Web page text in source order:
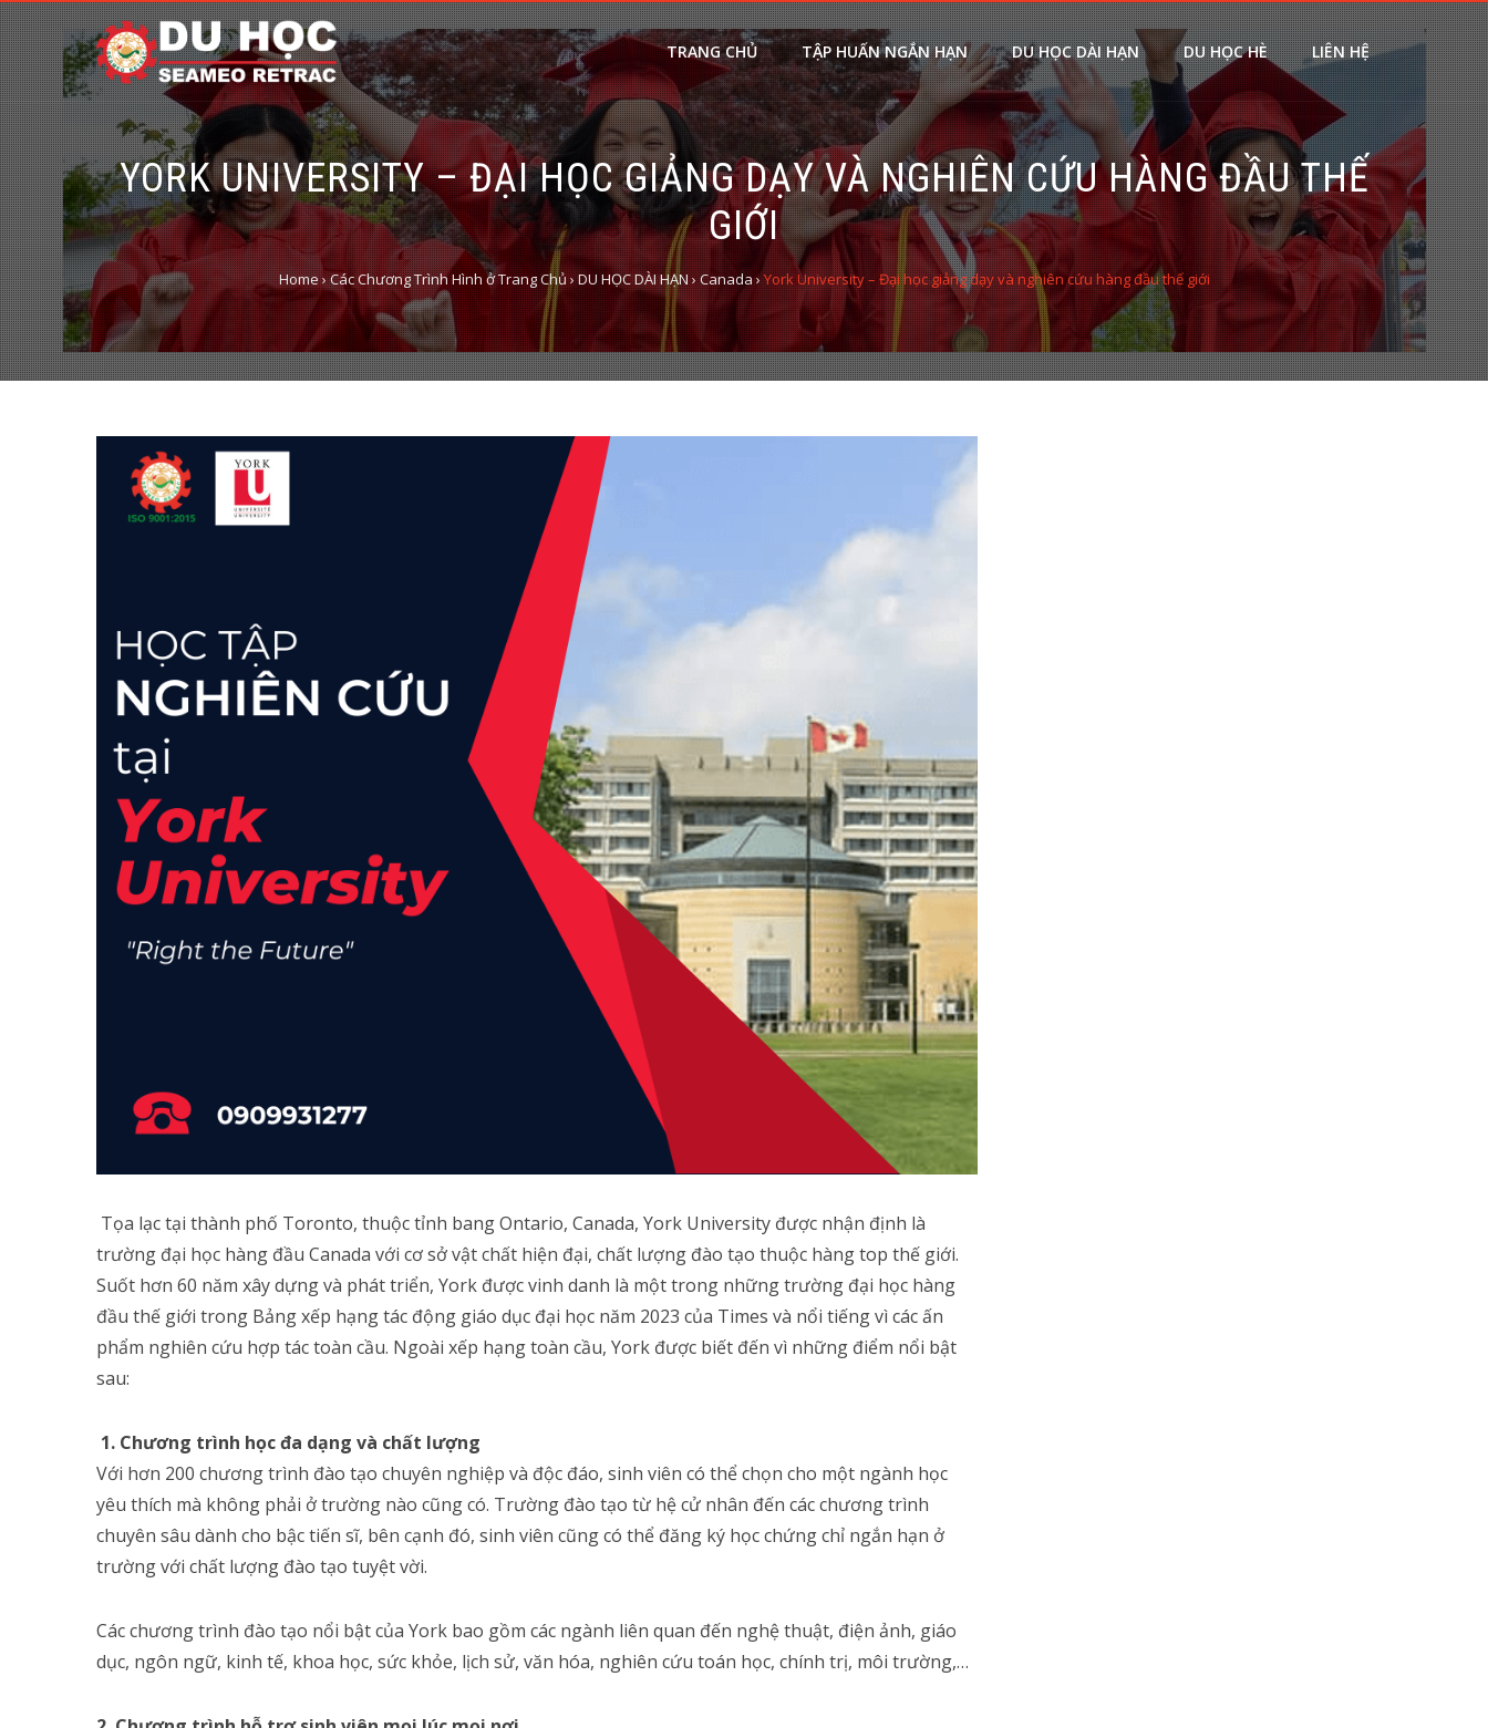
TRANG CHỦ TẬP HUẤN NGẮN HẠN DU HỌC DÀI HẠN DU HỌC HÈ LIÊN HỆ
YORK UNIVERSITY – ĐẠI HỌC GIẢNG DẠY VÀ NGHIÊN CỨU HÀNG ĐẦU THẾ
GIỚI
Home›Các Chương Trình Hình ở Trang Chủ›DU HỌC DÀI HẠN›Canada›York University – Đại học giảng dạy và nghiên cứu hàng đầu thế giới
Tọa lạc tại thành phố Toronto, thuộc tỉnh bang Ontario, Canada, York University được nhận định là
trường đại học hàng đầu Canada với cơ sở vật chất hiện đại, chất lượng đào tạo thuộc hàng top thế giới.
Suốt hơn 60 năm xây dựng và phát triển, York được vinh danh là một trong những trường đại học hàng
đầu thế giới trong Bảng xếp hạng tác động giáo dục đại học năm 2023 của Times và nổi tiếng vì các ấn
phẩm nghiên cứu hợp tác toàn cầu. Ngoài xếp hạng toàn cầu, York được biết đến vì những điểm nổi bật
sau:
1. Chương trình học đa dạng và chất lượng
Với hơn 200 chương trình đào tạo chuyên nghiệp và độc đáo, sinh viên có thể chọn cho một ngành học
yêu thích mà không phải ở trường nào cũng có. Trường đào tạo từ hệ cử nhân đến các chương trình
chuyên sâu dành cho bậc tiến sĩ, bên cạnh đó, sinh viên cũng có thể đăng ký học chứng chỉ ngắn hạn ở
trường với chất lượng đào tạo tuyệt vời.
Các chương trình đào tạo nổi bật của York bao gồm các ngành liên quan đến nghệ thuật, điện ảnh, giáo
dục, ngôn ngữ, kinh tế, khoa học, sức khỏe, lịch sử, văn hóa, nghiên cứu toán học, chính trị, môi trường,…